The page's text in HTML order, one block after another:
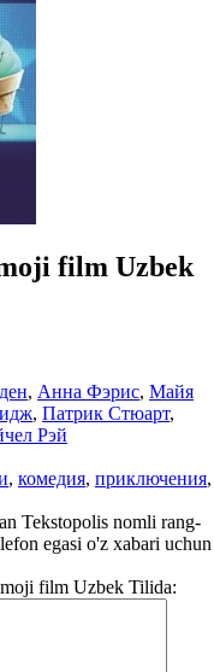
film Uzbek
, Анна Фэрис, Майя
, Патрик Стюарт,
Рэй
, комедия, приключения,
Tekstopolis nomli rang-
egasi o'z xabari uchun
film Uzbek Tilida: